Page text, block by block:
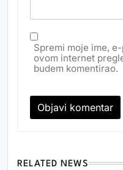
Spremi moje ime,
ovom internet
budem komentirao.
RELATED NEWS